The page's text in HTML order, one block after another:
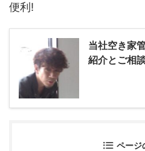
便利!
当社空き家
紹介とご相
ページ